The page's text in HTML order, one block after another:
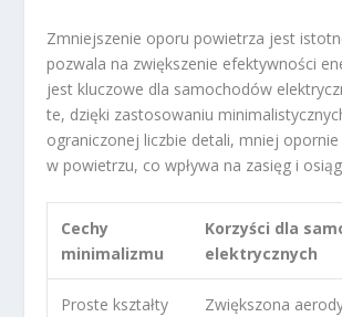
Zmniejszenie oporu powietrza jest
pozwala na zwiększenie efektywności
jest kluczowe dla samochodów
te, dzięki zastosowaniu
ograniczonej liczbie detali, mniej
w powietrzu, co wpływa na zasięg i
Cechy
minimalizmu
Korzyści dla
elektrycznych
Proste kształty Zwiększona